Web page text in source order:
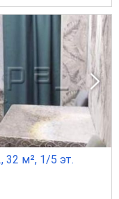
32 м², 1/5 эт.